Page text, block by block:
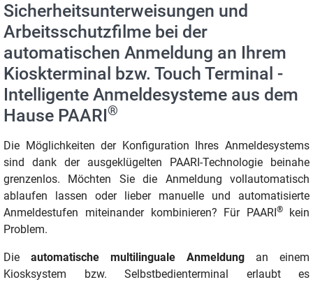
Sicherheitsunterweisungen und
Arbeitsschutzfilme bei der
automatischen Anmeldung an Ihrem
Kioskterminal bzw. Touch Terminal -
Intelligente Anmeldesysteme aus dem
Hause PAARI®
Die Möglichkeiten der Konfiguration Ihres Anmeldesystems
sind dank der ausgeklügelten PAARI-Technologie beinahe
grenzenlos. Möchten Sie die Anmeldung vollautomatisch
ablaufen lassen oder lieber manuelle und automatisierte
Anmeldestufen miteinander kombinieren? Für PAARI®
kein
Problem.
Die automatische multilinguale Anmeldung an einem
Kiosksystem bzw. Selbstbedienterminal erlaubt es